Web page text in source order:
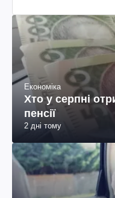
Економіка
Хто у серпні
пенсії
2 дні тому